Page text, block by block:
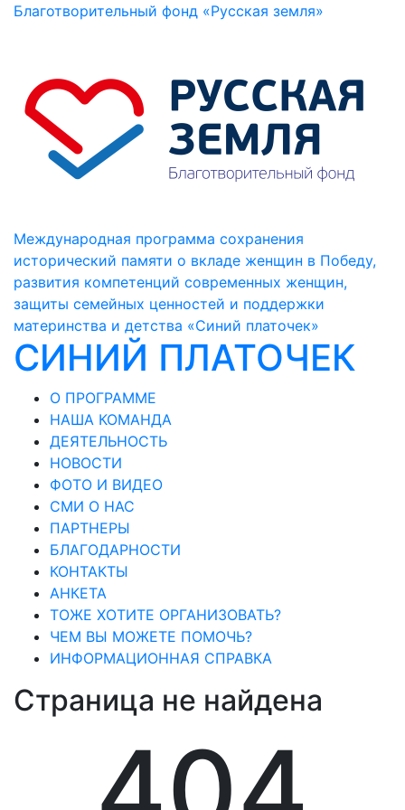
Благотворительный фонд «Русская земля»
Международная программа сохранения
исторический памяти о вкладе женщин в Победу,
развития компетенций современных женщин,
защиты семейных ценностей и поддержки
материнства и детства «Синий платочек»
СИНИЙ ПЛАТОЧЕК
О ПРОГРАММЕ
НАША КОМАНДА
ДЕЯТЕЛЬНОСТЬ
НОВОСТИ
ФОТО И ВИДЕО
СМИ О НАС
ПАРТНЕРЫ
БЛАГОДАРНОСТИ
КОНТАКТЫ
АНКЕТА
ТОЖЕ ХОТИТЕ ОРГАНИЗОВАТЬ?
ЧЕМ ВЫ МОЖЕТЕ ПОМОЧЬ?
ИНФОРМАЦИОННАЯ СПРАВКА
Страница не найдена